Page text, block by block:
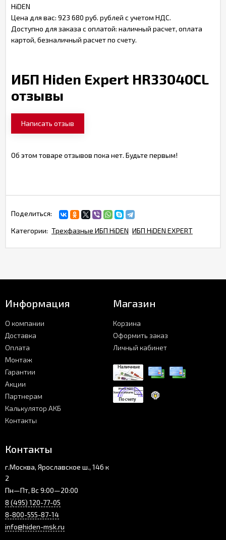
HiDEN
Цена для вас: 923 680 руб. рублей с учетом НДС.
Доступно для заказа с оплатой: наличный расчет, оплата
картой, безналичный расчет по счету.
ИБП Hiden Expert HR33040CL
отзывы
Написать отзыв
Об этом товаре отзывов пока нет. Будьте первым!
Поделиться:
Категории: Трехфазные ИБП HiDEN ИБП HiDEN EXPERT
Информация
О компании
Доставка
Оплата
Монтаж
Гарантии
Акции
Партнерам
Калькулятор АКБ
Контакты
Магазин
Корзина
Оформить заказ
Личный кабинет
Контакты
г.Москва, Ярославское ш., 146 к
2
Пн—Пт, Вс 9:00—20:00
8 (495) 120-77-05
8-800-555-87-14
info@hiden-msk.ru